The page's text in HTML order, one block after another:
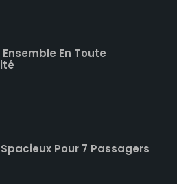
En Toute
Pour 7 Passagers